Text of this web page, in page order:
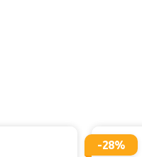
-28%